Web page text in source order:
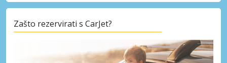
Zašto rezervirati s CarJet?